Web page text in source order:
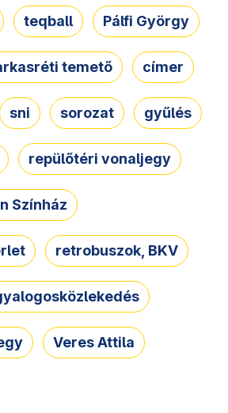
teqball Pálfi György
temető címer
sni sorozat gyűlés
repülőtéri vonaljegy
Színház
retrobuszok, BKV
Veres Attila